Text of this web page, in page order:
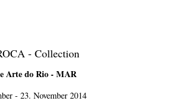
- Collection
Arte do Rio - MAR
- 23. November 2014